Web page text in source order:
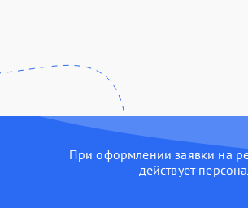
При оформлении заявки на
действует